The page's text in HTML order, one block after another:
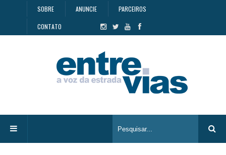
SOBRE ANUNCIE PARCEIROS
CONTATO